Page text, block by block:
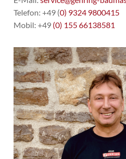
Telefon: +49 (0) 9324 9800415
Mobil: +49 (0) 155 66138581